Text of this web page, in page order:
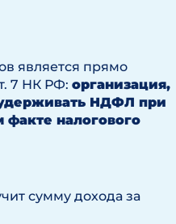
является прямо
7 НК РФ: организация,
НДФЛ при
налогового
сумму дохода за